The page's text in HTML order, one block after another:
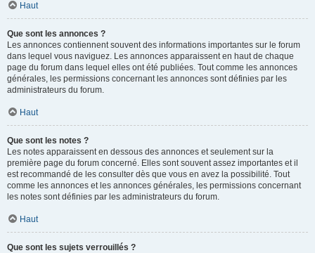
Haut
Que sont les annonces ?
Les annonces contiennent souvent des informations importantes sur le forum
dans lequel vous naviguez. Les annonces apparaissent en haut de chaque
page du forum dans lequel elles ont été publiées. Tout comme les annonces
générales, les permissions concernant les annonces sont définies par les
administrateurs du forum.
Haut
Que sont les notes ?
Les notes apparaissent en dessous des annonces et seulement sur la
première page du forum concerné. Elles sont souvent assez importantes et il
est recommandé de les consulter dès que vous en avez la possibilité. Tout
comme les annonces et les annonces générales, les permissions concernant
les notes sont définies par les administrateurs du forum.
Haut
Que sont les sujets verrouillés ?